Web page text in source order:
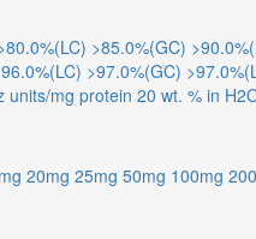
>85.0%(GC)
>97.0%(GC)
units/mg protein 20 wt. % in
20mg 25mg 50mg 100mg